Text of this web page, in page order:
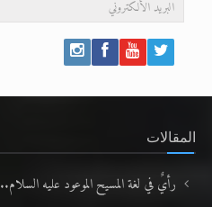
المقالات
رأيٌ في لغة المسيح الموعود عليه السلام.. 4